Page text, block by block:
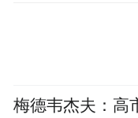
梅德韦杰夫：高